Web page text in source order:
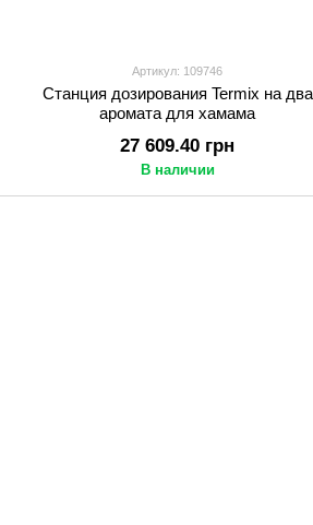
Артикул: 109746
Станция дозирования Termix на два
аромата для хамама
27 609.40 грн
В наличии